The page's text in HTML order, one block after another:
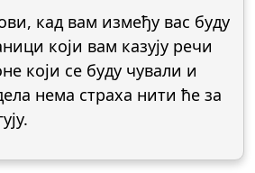
кад вам између вас буду
који вам казују речи
који се буду чували и
нема страха нити ће за